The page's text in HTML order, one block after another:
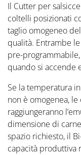
Il Cutter per
coltelli posizionati
taglio omogeneo
qualità. Entrambe
pre-
quando si accende
Se la temperatura
non è omogenea,
raggiungeranno
dimensione di
spazio richiesto, il
capacità produttiva